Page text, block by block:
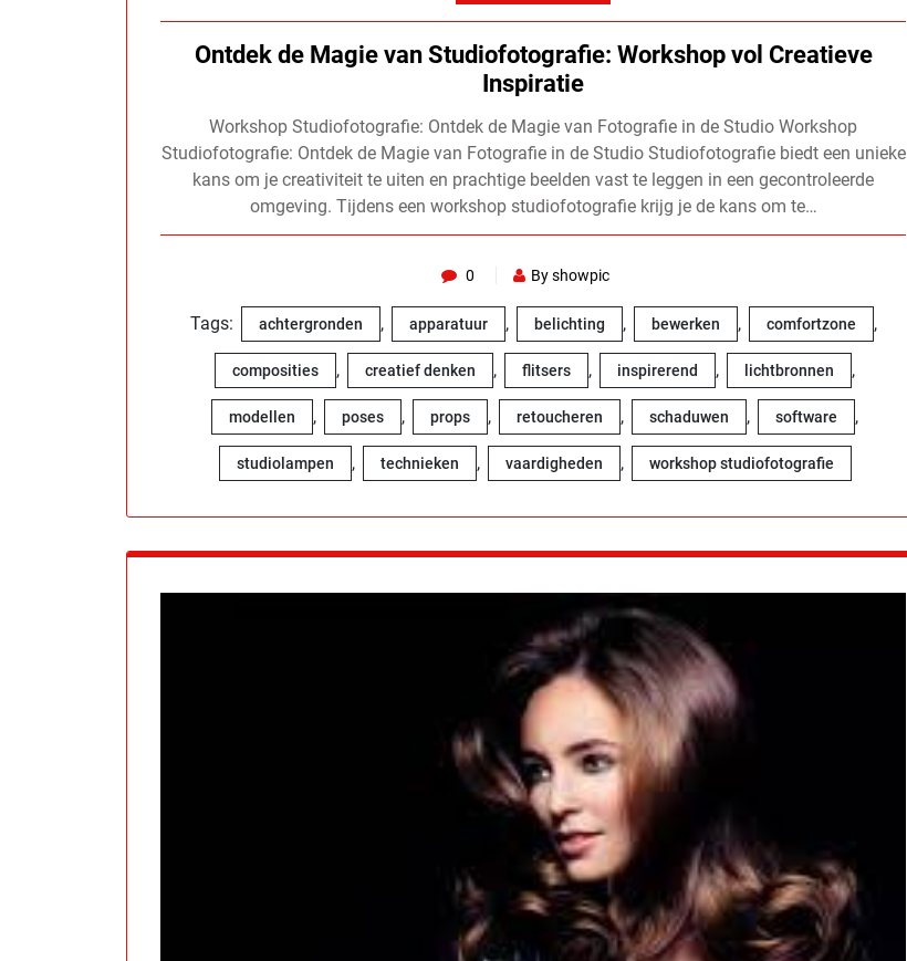
Ontdek de Magie van Studiofotografie: Workshop vol Creatieve
Inspiratie
Workshop Studiofotografie: Ontdek de Magie van Fotografie in de Studio Workshop
Studiofotografie: Ontdek de Magie van Fotografie in de Studio Studiofotografie biedt een unieke
kans om je creativiteit te uiten en prachtige beelden vast te leggen in een gecontroleerde
omgeving. Tijdens een workshop studiofotografie krijg je de kans om te…
0 By showpic
Tags: achtergronden , apparatuur , belichting , bewerken , comfortzone ,
composities , creatief denken , flitsers , inspirerend , lichtbronnen ,
modellen , poses , props , retoucheren , schaduwen , software ,
studiolampen , technieken , vaardigheden , workshop studiofotografie